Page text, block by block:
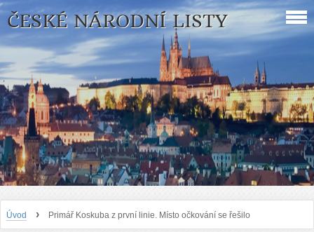
ČESKÉ NÁRODNÍ LISTY
Úvod › Primář Koskuba z první linie. Místo očkování se řešilo